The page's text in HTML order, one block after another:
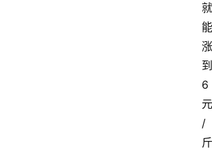
就
能
涨
到
6
元
/
斤